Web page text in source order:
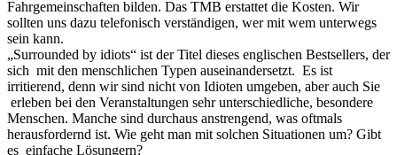
Fahrgemeinschaften bilden. Das TMB erstattet die Kosten. Wir
sollten uns dazu telefonisch verständigen, wer mit wem unterwegs
sein kann.
„Surrounded by idiots“ ist der Titel dieses englischen Bestsellers, der
sich mit den menschlichen Typen auseinandersetzt. Es ist
irritierend, denn wir sind nicht von Idioten umgeben, aber auch Sie
erleben bei den Veranstaltungen sehr unterschiedliche, besondere
Menschen. Manche sind durchaus anstrengend, was oftmals
herausfordernd ist. Wie geht man mit solchen Situationen um? Gibt
es einfache Lösungern?